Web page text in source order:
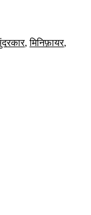
,मिनिफ़ायर,